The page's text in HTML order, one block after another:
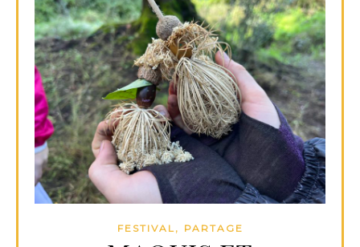
FESTIVAL, PARTAGE